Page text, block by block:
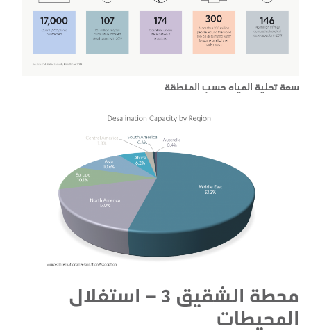
سعةتحلية المياه حسب المنطقة
محطة الشقيق 3 – استغلال
المحيطات